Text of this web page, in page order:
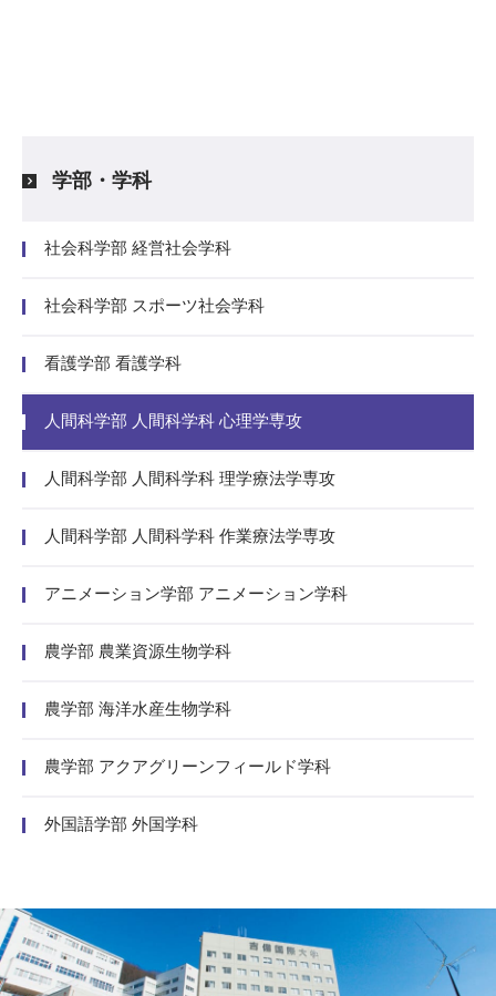
学部・学科
社会科学部 経営社会学科
社会科学部 スポーツ社会学科
看護学部 看護学科
人間科学部 人間科学科 心理学専攻
人間科学部 人間科学科 理学療法学専攻
人間科学部 人間科学科 作業療法学専攻
アニメーション学部 アニメーション学科
農学部 農業資源生物学科
農学部 海洋水産生物学科
農学部 アクアグリーンフィールド学科
外国語学部 外国学科